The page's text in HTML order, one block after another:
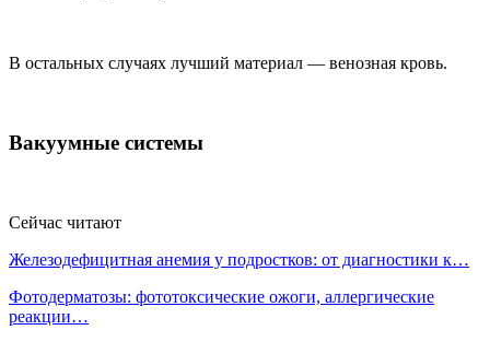
В остальных случаях лучший материал — венозная кровь.
Вакуумные системы
Сейчас читают
Железодефицитная анемия у подростков: от диагностики к…
Фотодерматозы: фототоксические ожоги, аллергические
реакции…